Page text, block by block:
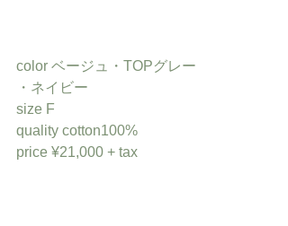
color ベージュ・TOPグレー
・ネイビー
size F
quality cotton100%
price ¥21,000 + tax